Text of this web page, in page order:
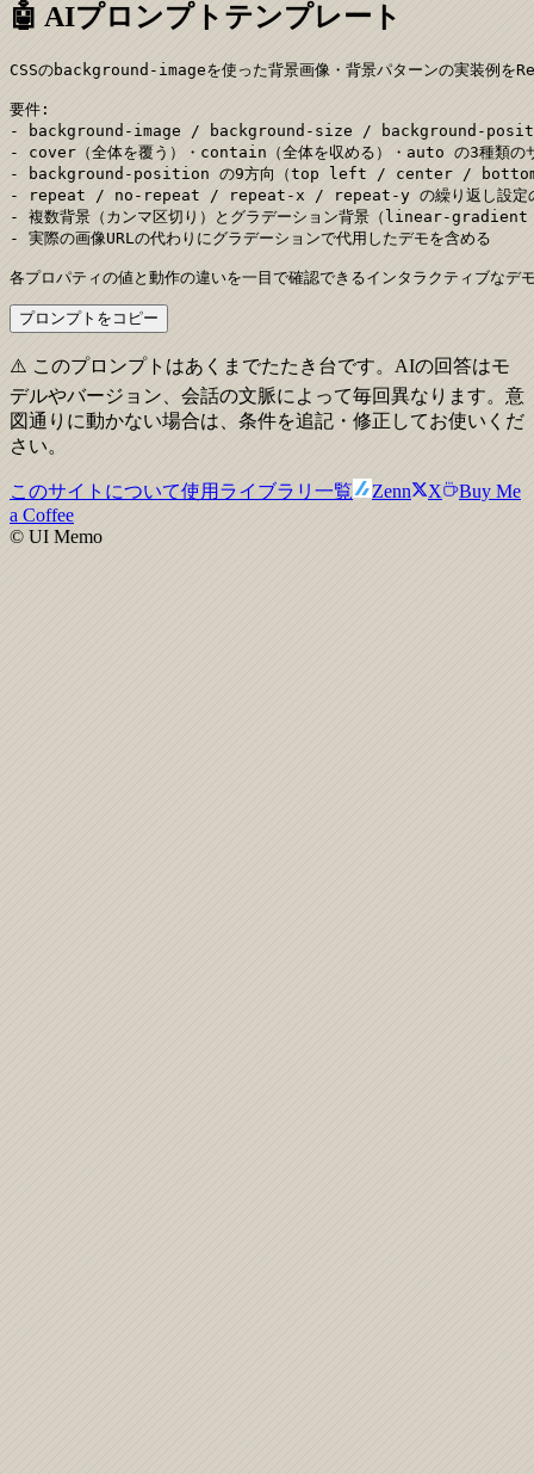
🤖 AIプロンプトテンプレート
CSSのbackground-imageを使った背景画像・背景パターンの実装例
要件:
- background-image / background-size / background-
- cover（全体を覆う）・contain（全体を収める）・auto の3種類の
- background-position の9方向（top left / center / bottom
- repeat / no-repeat / repeat-x / repeat-y の繰り返し設定
- 複数背景（カンマ区切り）とグラデーション背景（linear-
- 実際の画像URLの代わりにグラデーションで代用したデモを含める
各プロパティの値と動作の違いを一目で確認できるインタラクティブなデ
プロンプトをコピー
⚠️ このプロンプトはあくまでたたき台です。AIの回答はモ
デルやバージョン、会話の文脈によって毎回異なります。意
図通りに動かない場合は、条件を追記・修正してお使いくだ
さい。
このサイトについて使用ライブラリ一覧 Zenn X
Buy Me
a Coffee
© UI Memo